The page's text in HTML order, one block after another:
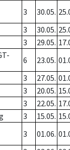
3 30.05.
3 30.05.
3 29.05.
6 23.05.
3 27.05.
3 20.05.
3 22.05.
3 15.05.
3 01.06.